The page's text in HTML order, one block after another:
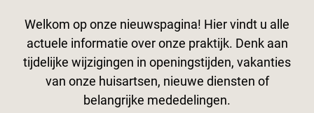
Welkom op onze nieuwspagina! Hier vindt u alle
actuele informatie over onze praktijk. Denk aan
tijdelijke wijzigingen in openingstijden, vakanties
van onze huisartsen, nieuwe diensten of
belangrijke mededelingen.